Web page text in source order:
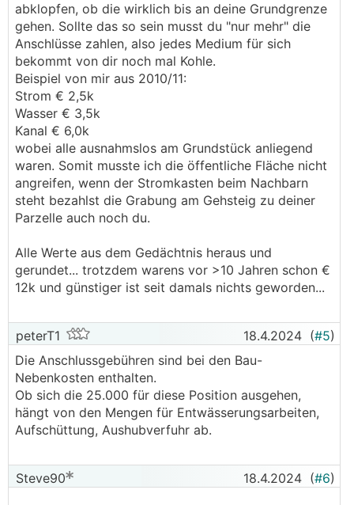
abklopfen, ob die wirklich bis an deine Grundgrenze
gehen. Sollte das so sein musst du "nur mehr" die
Anschlüsse zahlen, also jedes Medium für sich
bekommt von dir noch mal Kohle.
Beispiel von mir aus 2010/11:
Strom € 2,5k
Wasser € 3,5k
Kanal € 6,0k
wobei alle ausnahmslos am Grundstück anliegend
waren. Somit musste ich die öffentliche Fläche nicht
angreifen, wenn der Stromkasten beim Nachbarn
steht bezahlst die Grabung am Gehsteig zu deiner
Parzelle auch noch du.
Alle Werte aus dem Gedächtnis heraus und
gerundet... trotzdem warens vor >10 Jahren schon €
12k und günstiger ist seit damals nichts geworden...
peterT1 18.4.2024 (#5)
Die Anschlussgebühren sind bei den Bau-
Nebenkosten enthalten.
Ob sich die 25.000 für diese Position ausgehen,
hängt von den Mengen für Entwässerungsarbeiten,
Aufschüttung, Aushubverfuhr ab.
Steve90 18.4.2024 (#6)